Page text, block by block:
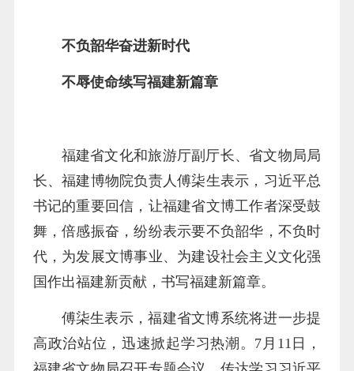
不负韶华奋进新时代
不辱使命续写福建新篇章
福建省文化和旅游厅副厅长、省文物局局
长、福建博物院负责人傅柒生表示，习近平总
书记的重要回信，让福建省文博工作者深受鼓
舞，倍感振奋，纷纷表示要不负韶华，不负时
代，为发展文博事业、为建设社会主义文化强
国作出福建新贡献，书写福建新篇章。
傅柒生表示，福建省文博系统将进一步提
高政治站位，迅速掀起学习热潮。7月11日，